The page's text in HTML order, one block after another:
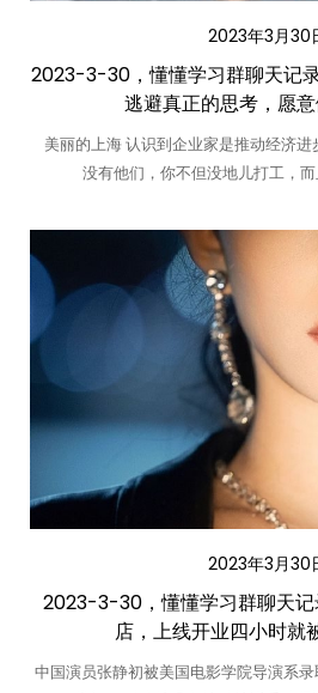
2023年3月30
2023-3-30，懂懂学习群聊天记
逃避真正的思考，愿
美丽的上海 认识到企业家是推动经济进
没有他们，你不但没地儿打工，
2023年3月30
2023-3-30，懂懂学习群聊天记
店，上线开业四小时就
中国演员张静初被美国电影学院导演系